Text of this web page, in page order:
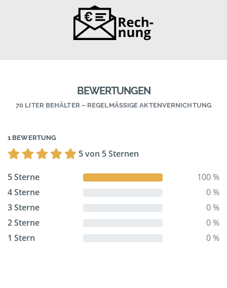
BEWERTUNGEN
70 LITER BEHÄLTER – REGELMÄSSIGE AKTENVERNICHTUNG
1 BEWERTUNG
5 von 5 Sternen
5 Sterne
100 %
4 Sterne
0 %
3 Sterne
0 %
2 Sterne
0 %
1 Stern
0 %